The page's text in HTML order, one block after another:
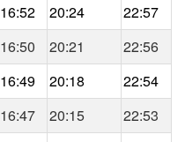
16:52 20:24
22:57
16:50 20:21
22:56
16:49 20:18
22:54
16:47 20:15
22:53